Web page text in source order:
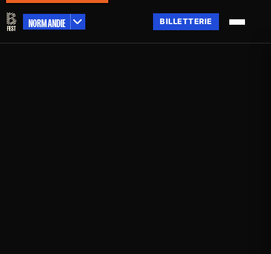
NORMANDIE BILLETTERIE